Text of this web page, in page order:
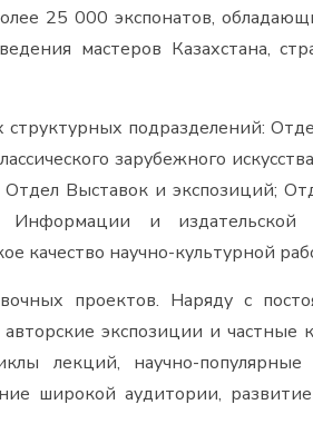
25 000 экспонатов,
мастеров Казахстана,
подразделений:
зарубежного
Выставок и экспозиций;
и издательской
качество научно-культурной
проектов. Наряду с
экспозиции и
лекций, научно-
широкой аудитории, развитие